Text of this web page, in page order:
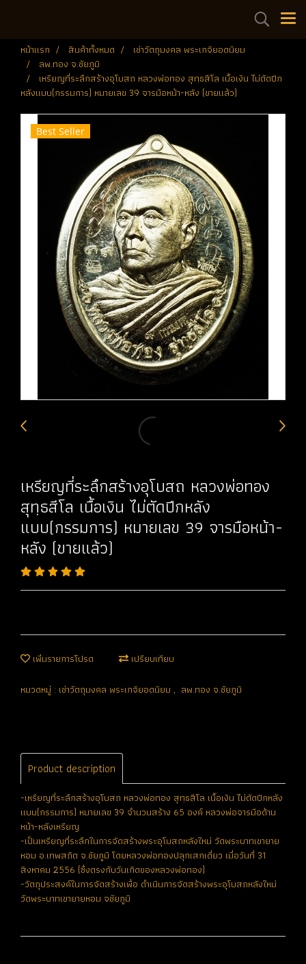
หน้าแรก สินค้าทั้งหมด
เช่าวัตถุมงคล พระเกจิยอดนิยม
ลพ.ทอง จ.ชัยภูมิ
เหรียญที่ระลึกสร้างอุโบสถ หลวงพ่อทอง สุทฺธสีโล เนื้อเงิน ไม่ตัดปีก
หลังแบบ(กรรมการ) หมายเลข 39 จารมือหน้า-หลัง (ขายแล้ว)
Best Seller
เหรียญที่ระลึกสร้างอุโบสถ หลวงพ่อทอง
สุทฺธสีโล เนื้อเงิน ไม่ตัดปีกหลัง
แบบ(กรรมการ) หมายเลข 39 จารมือหน้า-
หลัง (ขายแล้ว)
เพิ่มรายการโปรด เปรียบเทียบ
หมวดหมู่ : เช่าวัตถุมงคล พระเกจิยอดนิยม , ลพ.ทอง จ.ชัยภูมิ
Product description
-เหรียญที่ระลึกสร้างอุโบสถ หลวงพ่อทอง สุทฺธสีโล เนื้อเงิน ไม่ตัดปีกหลัง
แบบ(กรรมการ) หมายเลข 39 จำนวนสร้าง 65 องค์ หลวงพ่อจารมือด้าน
หน้า-หลังเหรียญ
-เป็นเหรียญที่ระลึกในการจัดสร้างพระอุโบสถหลังใหม่ วัดพระบาทเขายาย
หอม อ.เทพสถิต จ.ชัยภูมิ โดยหลวงพ่อทองปลุกเสกเดี่ยว เมื่อวันที่ 31
สิงหาคม 2556 (ซึ่งตรงกับวันเกิดของหลวงพ่อทอง)
-วัตถุประสงค์ในการจัดสร้างเพื่อ ดำเนินการจัดสร้างพระอุโบสถหลังใหม่
วัดพระบาทเขายายหอม จชัยภูมิ